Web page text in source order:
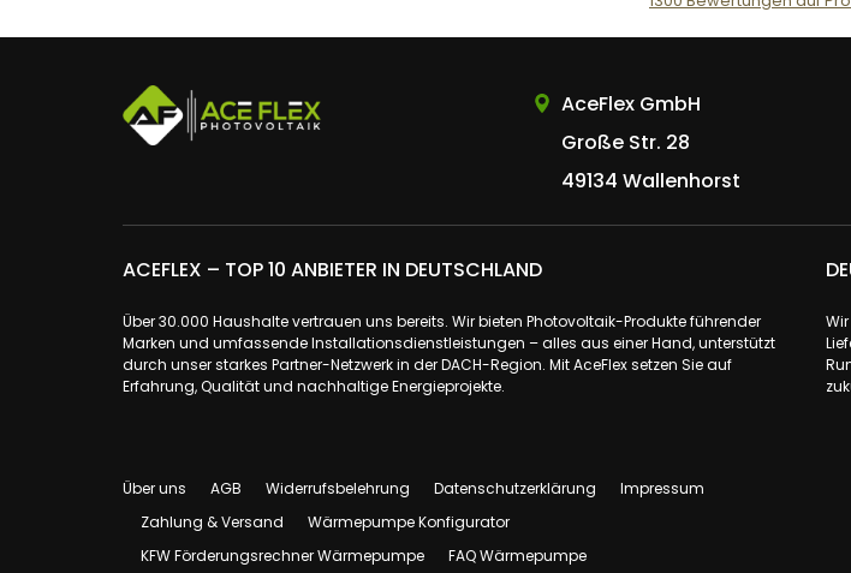
AceFlex
AceFlex GmbH
Große Str. 28
49134 Wallenhorst
ACEFLEX – TOP 10 ANBIETER IN DEUTSCHLAND
Über 30.000 Haushalte vertrauen uns bereits. Wir bieten Photovoltaik-Produkte führender
Marken und umfassende Installationsdienstleistungen – alles aus einer Hand, unterstützt
durch unser starkes Partner-Netzwerk in der DACH-Region. Mit AceFlex setzen Sie auf
Erfahrung, Qualität und nachhaltige Energieprojekte.
Über uns AGB Widerrufsbelehrung Datenschutzerklärung
Impressum
Zahlung & Versand
Wärmepumpe Konfigurator
KFW Förderungsrechner Wärmepumpe
FAQ Wärmepumpe